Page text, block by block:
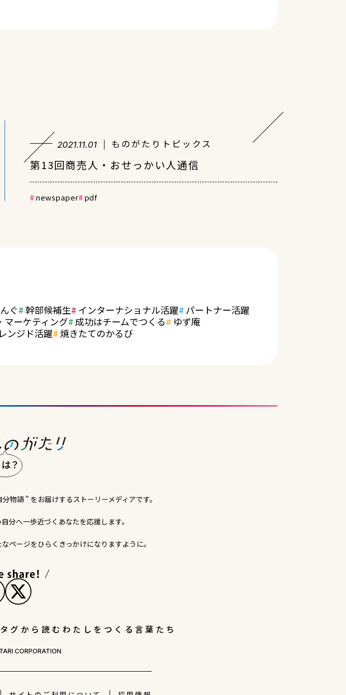
2021.11.01 ものがたりトピックス
第13回商売人・おせっかい人通信
newspaper pdf
ぐ 幹部候補生 インターナショナル活躍
パートナー活躍
マーケティング 成功はチームでつくる
ゆず庵
ンジド活躍 焼きたてのかるび
物語 ” をお届けするストーリーメディアです。
分へ一歩近づくあなたを応援します。
ページをひらくきっかけになりますように。
タグから読む わたしをつくる言葉たち
CORPORATION